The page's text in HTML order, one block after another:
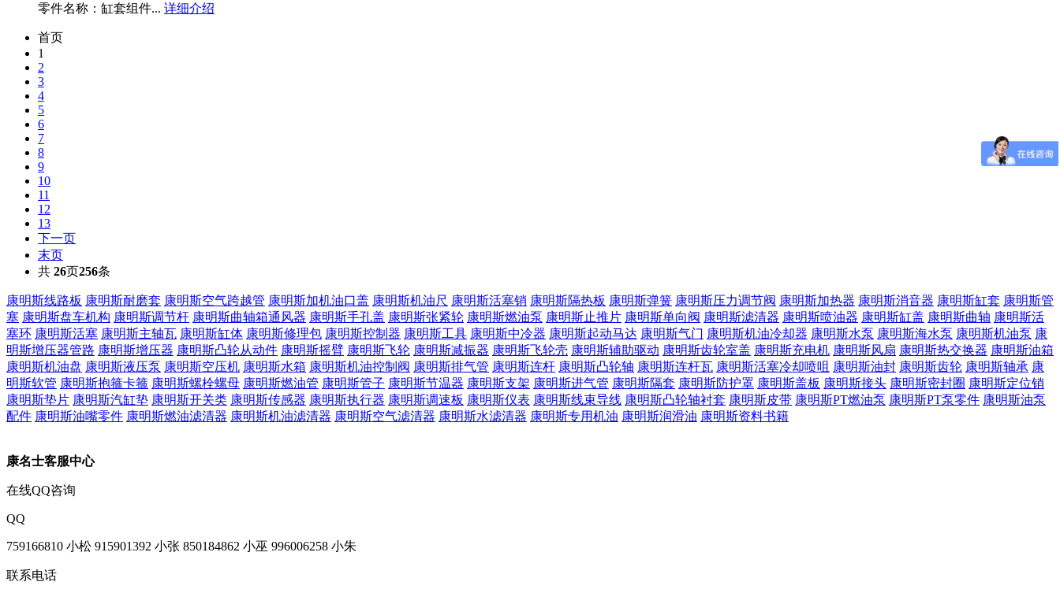
零件名称：缸套组件... 详细介绍
首页
1
2
3
4
5
6
7
8
9
10
11
12
13
下一页
末页
共 26页256条
康明斯线路板 康明斯耐磨套 康明斯空气跨越管 康明斯加机油口盖 康明斯机油尺 康明斯活塞销 康明斯隔热板 康明斯弹簧 康明斯压力调节阀 康明斯加热器 康明斯消音器 康明斯缸套 康明斯管
塞 康明斯盘车机构 康明斯调节杆 康明斯曲轴箱通风器 康明斯手孔盖 康明斯张紧轮 康明斯燃油泵 康明斯止推片 康明斯单向阀 康明斯滤清器 康明斯喷油器 康明斯缸盖 康明斯曲轴 康明斯活
塞环 康明斯活塞 康明斯主轴瓦 康明斯缸体 康明斯修理包 康明斯控制器 康明斯工具 康明斯中冷器 康明斯起动马达 康明斯气门 康明斯机油冷却器 康明斯水泵 康明斯海水泵 康明斯机油泵 康
明斯增压器管路 康明斯增压器 康明斯凸轮从动件 康明斯摇臂 康明斯飞轮 康明斯减振器 康明斯飞轮壳 康明斯辅助驱动 康明斯齿轮室盖 康明斯充电机 康明斯风扇 康明斯热交换器 康明斯油箱
康明斯机油盘 康明斯液压泵 康明斯空压机 康明斯水箱 康明斯机油控制阀 康明斯排气管 康明斯连杆 康明斯凸轮轴 康明斯连杆瓦 康明斯活塞冷却喷咀 康明斯油封 康明斯齿轮 康明斯轴承 康
明斯软管 康明斯抱箍卡箍 康明斯螺栓螺母 康明斯燃油管 康明斯管子 康明斯节温器 康明斯支架 康明斯进气管 康明斯隔套 康明斯防护罩 康明斯盖板 康明斯接头 康明斯密封圈 康明斯定位销
康明斯垫片 康明斯汽缸垫 康明斯开关类 康明斯传感器 康明斯执行器 康明斯调速板 康明斯仪表 康明斯线束导线 康明斯凸轮轴衬套 康明斯皮带 康明斯PT燃油泵 康明斯PT泵零件 康明斯油泵
配件 康明斯油嘴零件 康明斯燃油滤清器 康明斯机油滤清器 康明斯空气滤清器 康明斯水滤清器 康明斯专用机油 康明斯润滑油 康明斯资料书籍
康名士客服中心
在线QQ咨询
QQ
759166810 小松 915901392 小张 850184862 小巫 996006258 小朱
联系电话